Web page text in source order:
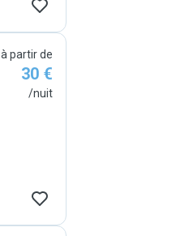
à partir de
30 €
/nuit